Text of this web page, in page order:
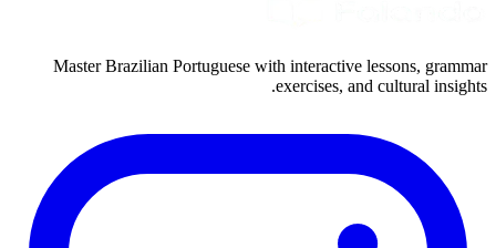
Master Brazilian Portuguese with interactive lessons, grammar
exercises, and cultural insights.